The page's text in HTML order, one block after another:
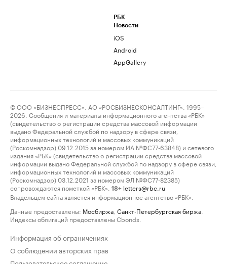
РБК
Новости
iOS
Android
AppGallery
© ООО «БИЗНЕСПРЕСС», АО «РОСБИЗНЕСКОНСАЛТИНГ», 1995–
2026. Сообщения и материалы информационного агентства «РБК»
(свидетельство о регистрации средства массовой информации
выдано Федеральной службой по надзору в сфере связи,
информационных технологий и массовых коммуникаций
(Роскомнадзор) 09.12.2015 за номером ИА №ФС77-63848) и сетевого
издания «РБК» (свидетельство о регистрации средства массовой
информации выдано Федеральной службой по надзору в сфере связи,
информационных технологий и массовых коммуникаций
(Роскомнадзор) 03.12.2021 за номером ЭЛ №ФС77-82385)
сопровождаются пометкой «РБК».
18+ letters@rbc.ru
Владельцем сайта является информационное агентство «РБК».
Данные предоставлены: Мосбиржа Санкт-Петербургская биржа
Индексы облигаций предоставлены Cbonds.
Информация об ограничениях
О соблюдении авторских прав